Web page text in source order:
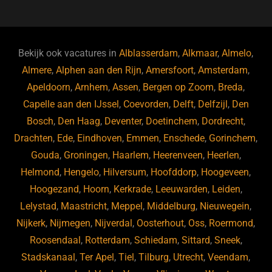
b
o
o
k
ky dI
n
Bekijk ook vacatures inAlblasserdam,Alkmaar,Almelo,
Almere,Alphen aan den Rijn,Amersfoort,Amsterdam,
Apeldoorn,Arnhem,Assen, Bergen op Zoom, Breda,
Capelle aan den IJssel, Coevorden, Delft, Delfzijl, Den
Bosch, Den Haag, Deventer, Doetinchem, Dordrecht,
Drachten, Ede, Eindhoven, Emmen, Enschede, Gorinchem,
Gouda, Groningen, Haarlem, Heerenveen, Heerlen,
Helmond, Hengelo, Hilversum, Hoofddorp, Hoogeveen,
Hoogezand, Hoorn, Kerkrade, Leeuwarden, Leiden,
Lelystad, Maastricht, Meppel, Middelburg, Nieuwegein,
Nijkerk, Nijmegen, Nijverdal, Oosterhout, Oss, Roermond,
Roosendaal, Rotterdam, Schiedam, Sittard, Sneek,
Stadskanaal,Ter Apel,Tiel,Tilburg, Utrecht,Veendam,